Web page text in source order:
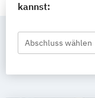
kannst:
Abschluss wählen